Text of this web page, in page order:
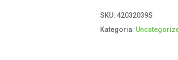
SKU:42032039S
Kategoria: